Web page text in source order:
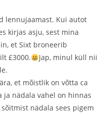
lennujaamast. Kui autot
kirjas asju, sest mina
et Sixt broneerib
£3000.
Jap, minul küll nii
et mõistlik on võtta ca
ja nädala vahel on hinnas
nädala sees pigem